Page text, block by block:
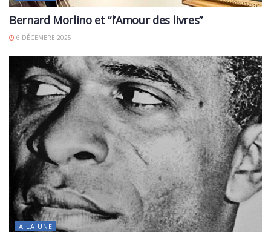
Bernard Morlino et “l’Amour des livres”
6 DÉCEMBRE 2025
A LA UNE